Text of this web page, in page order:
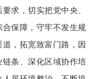
求，切实把党中央、
保障，守牢不发生规
，拓宽致富门路，因
条、深化区域协作培